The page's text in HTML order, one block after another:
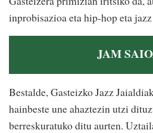
inprobisazioa eta hip-hop eta
JAM
Bestalde, Gasteizko Jazz
hainbeste une ahaztezin utzi
berreskuratuko ditu aurten.